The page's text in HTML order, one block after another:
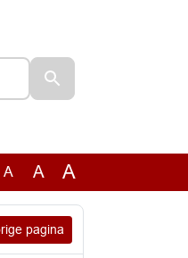
A A A
pagina